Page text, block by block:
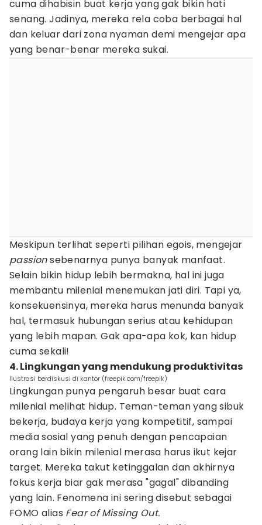
cuma dihabisin buat kerja yang gak bikin hati
senang. Jadinya, mereka rela coba berbagai hal
dan keluar dari zona nyaman demi mengejar apa
yang benar-benar mereka sukai.
Meskipun terlihat seperti pilihan egois, mengejar
passionsebenarnya punya banyak manfaat.
Selain bikin hidup lebih bermakna, hal ini juga
membantu milenial menemukan jati diri. Tapi ya,
konsekuensinya, mereka harus menunda banyak
hal, termasuk hubungan serius atau kehidupan
yang lebih mapan. Gak apa-apa kok, kan hidup
cuma sekali!
4. Lingkungan yang mendukung produktivitas
Ilustrasi berdiskusi di kantor (freepik.com/freepik)
Lingkungan punya pengaruh besar buat cara
milenial melihat hidup. Teman-teman yang sibuk
bekerja, budaya kerja yang kompetitif, sampai
media sosial yang penuh dengan pencapaian
orang lain bikin milenial merasa harus ikut kejar
target. Mereka takut ketinggalan dan akhirnya
fokus kerja biar gak merasa "gagal" dibanding
yang lain. Fenomena ini sering disebut sebagai
FOMO alias Fear of Missing Out.